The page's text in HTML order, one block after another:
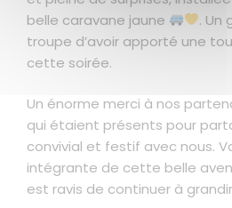
belle caravane jaune
. Un
troupe d’avoir apporté une
cette soirée.
Un énorme merci à nos
qui étaient présents pour
convivial et festif avec nous.
intégrante de cette belle
est ravis de continuer à